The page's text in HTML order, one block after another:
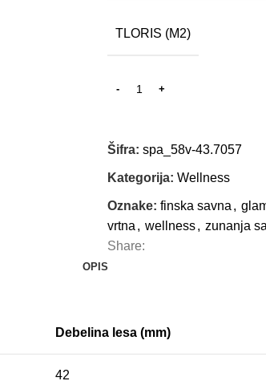
TLORIS (M2)
Šifra: spa_58v-43.7057
Kategorija: Wellness
Oznake: finska savna ,
vrtna , wellness, zunanja
Share:
OPIS
Debelina lesa (mm)
42